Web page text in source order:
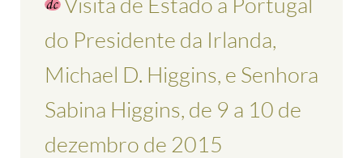
do Presidente da Irlanda,
Michael D. Higgins, e Senhora
Sabina Higgins, de 9 a 10 de
dezembro de 2015